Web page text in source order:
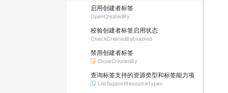
启用创建者标签
OpenCreatedBy
校验创建者标签启用状态
CheckCreatedByEnabled
禁用创建者标签
CloseCreatedBy
查询标签支持的资源类型和标签能力项
ListSupportResourceTypes